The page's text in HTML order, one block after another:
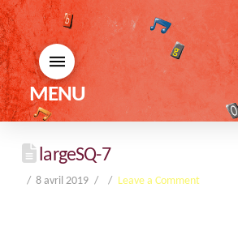
MENU
largeSQ-7
8 avril 2019 Leave a Comment